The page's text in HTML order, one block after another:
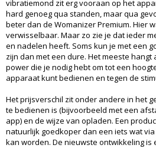
vibratiemond zit erg vooraan op het
hard genoeg qua standen, maar qua
beter dan de Womanizer Premium. Hier
verwisselbaar. Maar zo zie je dat ieder
en nadelen heeft. Soms kun je met een
zijn dan met een dure. Het meeste
power die je nodig hebt om tot een
apparaat kunt bedienen en tegen de
Het prijsverschil zit onder andere in het
te bedienen is (bijvoorbeeld met een
app) en de wijze van opladen. Een
natuurlijk goedkoper dan een iets wat
kan worden. De nieuwste ontwikkeling is